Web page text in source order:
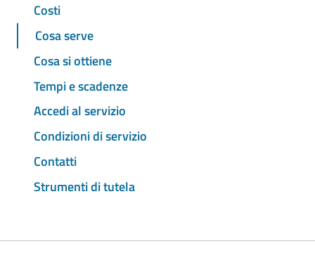
Costi
Cosa serve
Cosa si ottiene
Tempi e scadenze
Accedi al servizio
Condizioni di servizio
Contatti
Strumenti di tutela